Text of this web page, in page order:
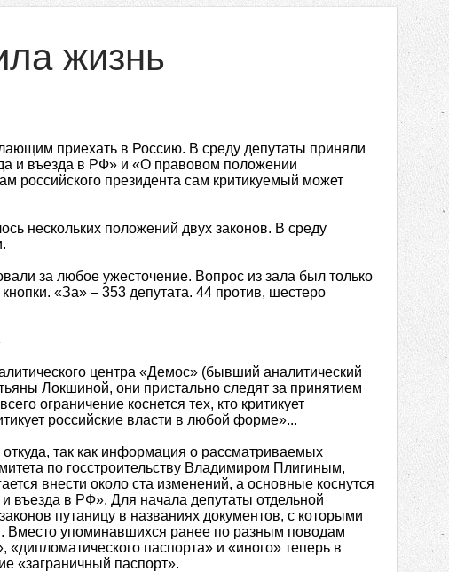
жизнь
приехать в Россию. В среду депутаты приняли
и въезда в РФ» и «О правовом положении
российского президента сам критикуемый может
нескольких положений двух законов. В среду
за любое ужесточение. Вопрос из зала был только
«За» – 353 депутата. 44 против, шестеро
центра «Демос» (бывший аналитический
Локшиной, они пристально следят за принятием
ограничение коснется тех, кто критикует
российские власти в любой форме»...
так как информация о рассматриваемых
по госстроительству Владимиром Плигиным,
внести около ста изменений, а основные коснутся
въезда в РФ». Для начала депутаты отдельной
путаницу в названиях документов, с которыми
Вместо упоминавшихся ранее по разным поводам
паспорта» и «иного» теперь в
«заграничный паспорт».